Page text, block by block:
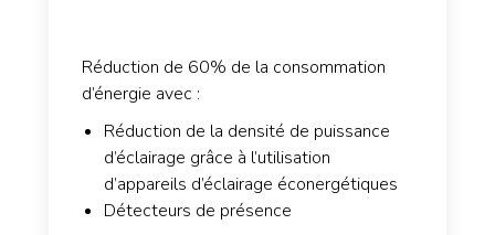
Réduction de 60% de la consommation
d’énergie avec :
Réduction de la densité de puissance
d’éclairage grâce à l’utilisation
d’appareils d’éclairage éconergétiques
Détecteurs de présence